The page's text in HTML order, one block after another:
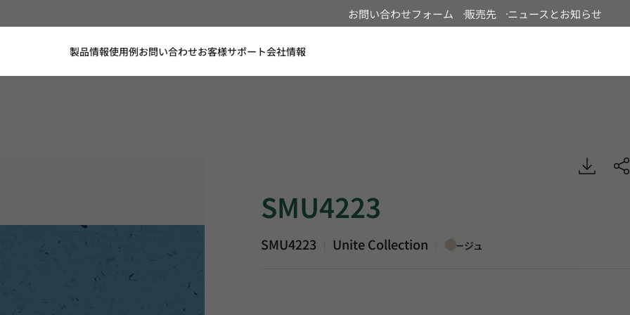
お問い合わせフォーム 販売先 ニュースとお知らせ
製品情報使用例お問い合わせお客様サポート会社情報
SMU4223
SMU4223 Unite Collection ベージュ